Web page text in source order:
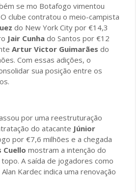
se mo Botafogo vimentou
clube contratou o meio-campista
do New York City por €14,3
Jair Cunha do Santos por €12
Artur Victor Guimarães do
Com essas adições, o
sua posição entre os
por uma reestruturação
do atacante Júnior
por €7,6 milhões e a chegada
Cuello mostram a intenção do
A saída de jogadores como
Kardec indica uma renovação